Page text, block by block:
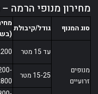
מחירון מנופי הרמה –
סוג המנוף גודל/קיבולת
מנופים
זרועיים
עד 15 מטר
15-25 מטר